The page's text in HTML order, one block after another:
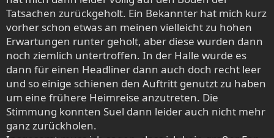
Tatsachen zurückgeholt. Ein Bekannter hat mich kurz
vorher schon etwas an meinen vielleicht zu hohen
Erwartungen runter geholt, aber diese wurden dann
noch ziemlich untertroffen. In der Halle wurde es
dann für einen Headliner dann auch doch recht leer
und so einige schienen den Auftritt genutzt zu haben
um eine frühere Heimreise anzutreten. Die
Stimmung konnten Suel dann leider auch nicht mehr
ganz zurückholen.